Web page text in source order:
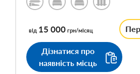
від 15 000 грн/місяц
Дізнатися про
наявність місць